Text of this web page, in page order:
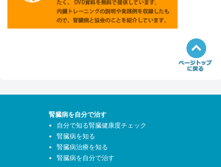
腎臓病を自分で治す
自分で知る腎臓健康度チェック
腎臓病を知る
腎臓病治療を知る
腎臓病を自分で治す